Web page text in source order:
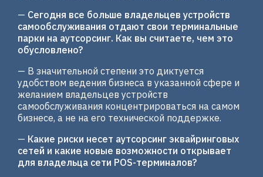
— Сегодня все больше владельцев устройств
самообслуживания отдают свои терминальные
парки на аутсорсинг. Как вы считаете, чем это
обусловлено?
— В значительной степени это диктуется
удобством ведения бизнеса в указанной сфере и
желанием владельцев устройств
самообслуживания концентрироваться на самом
бизнесе, а не на его технической поддержке.
— Какие риски несет аутсорсинг эквайринговых
сетей и какие новые возможности открывает
для владельца сети POS-терминалов?